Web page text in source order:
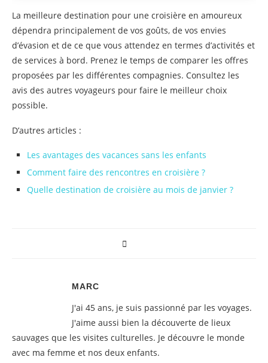
La meilleure destination pour une croisière en amoureux
dépendra principalement de vos goûts, de vos envies
d’évasion et de ce que vous attendez en termes d’activités et
de services à bord. Prenez le temps de comparer les offres
proposées par les différentes compagnies. Consultez les
avis des autres voyageurs pour faire le meilleur choix
possible.
D’autres articles :
Les avantages des vacances sans les enfants
Comment faire des rencontres en croisière ?
Quelle destination de croisière au mois de janvier ?
MARC
J'ai 45 ans, je suis passionné par les voyages.
J'aime aussi bien la découverte de lieux
sauvages que les visites culturelles. Je découvre le monde
avec ma femme et nos deux enfants.